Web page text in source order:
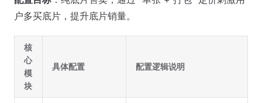
户多买底片，提升底片销量。
核
心
模
块
具体配置 配置逻辑说明